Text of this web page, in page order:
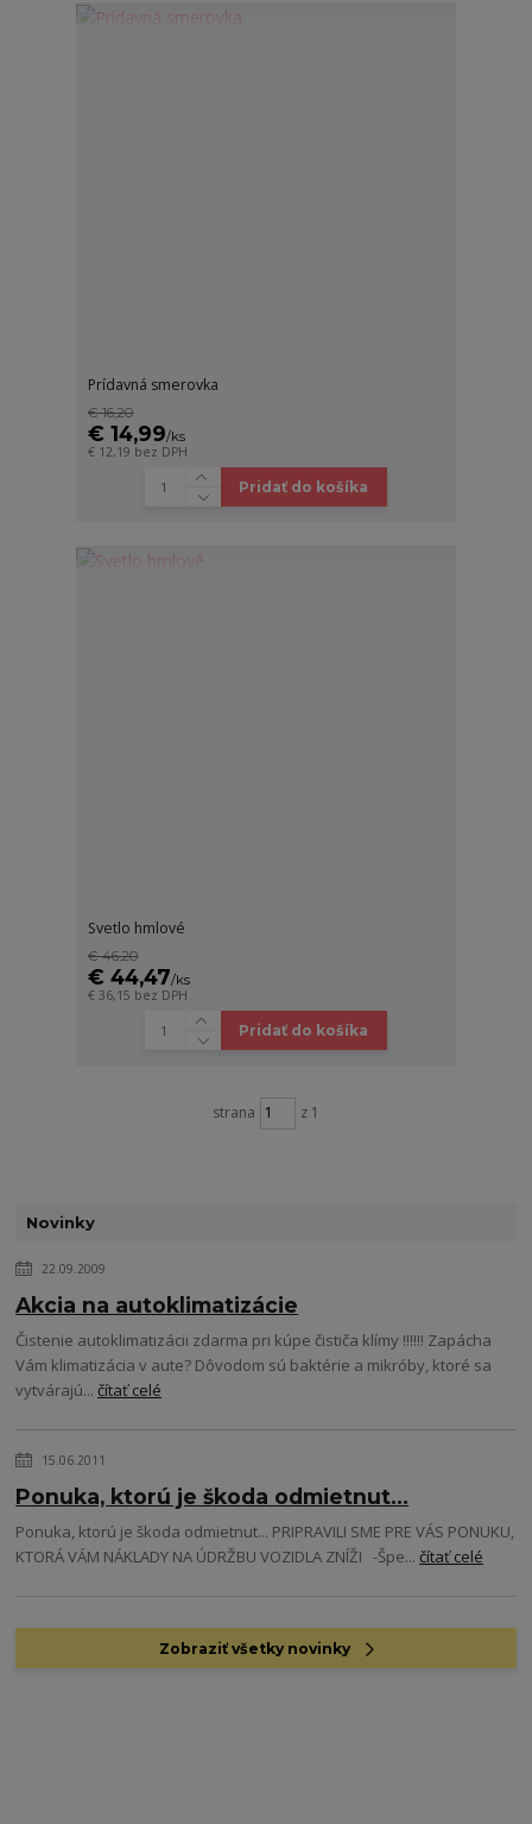
Prídavná smerovka
€ 16,20
€ 14,99/ks
€ 12,19 bez DPH
Pridať do košíka
Svetlo hmlové
€ 46,20
€ 44,47/ks
€ 36,15 bez DPH
Pridať do košíka
strana z 1
Novinky
22.09.2009
Akcia na autoklimatizácie
Čistenie autoklimatizácii zdarma pri kúpe čističa klímy !!!!!! Zapácha
Vám klimatizácia v aute? Dôvodom sú baktérie a mikróby, ktoré sa
vytvárajú...čítať celé
15.06.2011
Ponuka, ktorú je škoda odmietnut...
Ponuka, ktorú je škoda odmietnut... PRIPRAVILI SME PRE VÁS PONUKU,
KTORÁ VÁM NÁKLADY NA ÚDRŽBU VOZIDLA ZNÍŽI -Špe...čítať celé
Zobraziť všetky novinky